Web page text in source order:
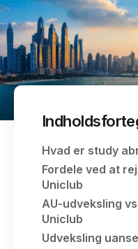
Hvad er study
Fordele ved at
Uniclub
AU-udveksling
Uniclub
Udveksling